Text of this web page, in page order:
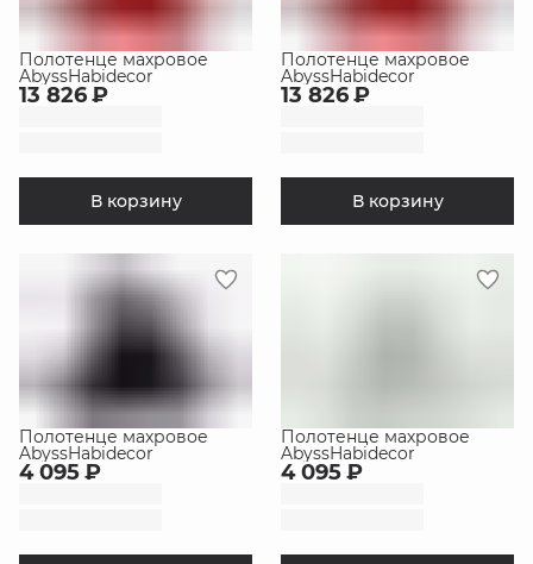
Полотенце махровое
AbyssHabidecor
13 826 ₽
В корзину
Полотенце махровое
AbyssHabidecor
13 826 ₽
В корзину
Полотенце махровое
AbyssHabidecor
4 095 ₽
Полотенце махровое
AbyssHabidecor
4 095 ₽